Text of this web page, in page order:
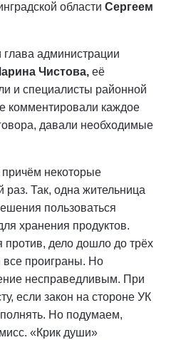
области Сергеем
глава администрации
Чистова, её
и специалисты районной
комментировали каждое
давали необходимые
некоторые
Так, одна жительница
пользоваться
хранения продуктов.
дело дошло до трёх
все проиграны. Но
несправедливым. При
если закон на стороне УК
Но подумаем,
«Крик души»